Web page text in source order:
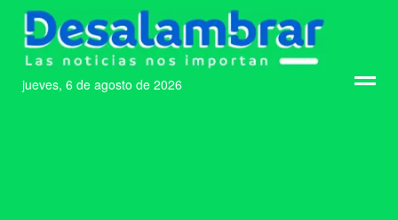
jueves, 6 de agosto de 2026